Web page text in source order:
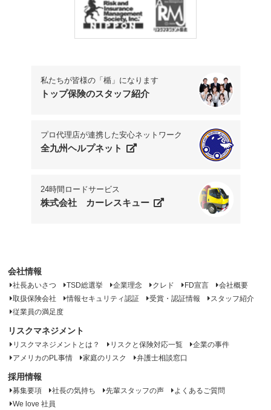
私たちが皆様の「楯」になります
トップ保険のスタッフ紹介
プロ代理店が連携した安心ネットワーク
全九州ヘルプネット
24時間ロードサービス
株式会社 カーレスキュー
会社情報
社長あいさつ TSD総選挙 企業理念 クレド FD宣言
会社概要
取扱保険会社
情報セキュリティ認証 受賞・認証情報
スタッフ紹介
従業員の満足度
リスクマネジメント
リスクマネジメントとは？ リスクと保険対応一覧
企業の事件
アメリカのPL事情
家庭のリスク 弁護士相談窓口
採用情報
募集要項 社長の気持ち 先輩スタッフの声
よくあるご質問
We love 社員